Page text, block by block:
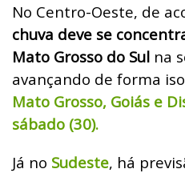
No Centro-Oeste, de
chuva deve se
Mato Grosso do Sul na
avançando de forma
Mato Grosso, Goiás e
sábado (30).
Já no Sudeste, há